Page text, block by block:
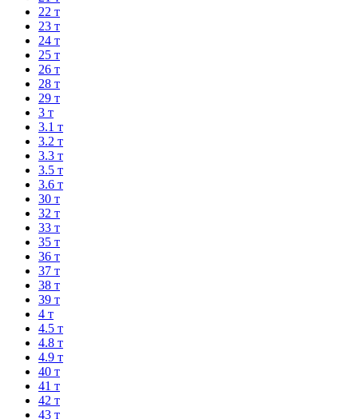
22 т
23 т
24 т
25 т
26 т
28 т
29 т
3 т
3.1 т
3.2 т
3.3 т
3.5 т
3.6 т
30 т
32 т
33 т
35 т
36 т
37 т
38 т
39 т
4 т
4.5 т
4.8 т
4.9 т
40 т
41 т
42 т
43 т